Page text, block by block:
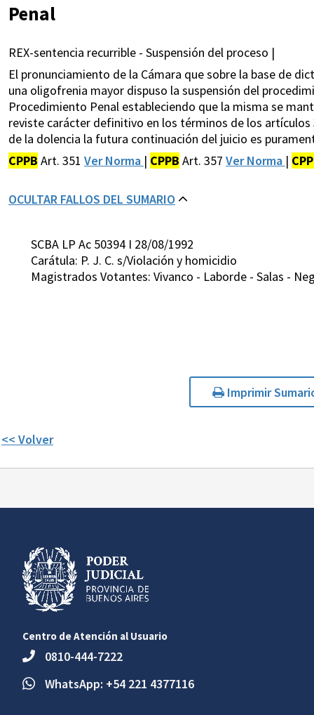
Penal
REX-sentencia recurrible - Suspensión del proceso |
El pronunciamiento de la Cámara que sobre la base de
una oligofrenia mayor dispuso la suspensión del
Procedimiento Penal estableciendo que la misma se
reviste carácter definitivo en los términos de los
de la dolencia la futura continuación del juicio es
CPPB Art. 351 Ver Norma | CPPB Art. 357 Ver Norma |
OCULTAR FALLOS DEL SUMARIO
SCBA LP Ac 50394 I 28/08/1992
Carátula: P. J. C. s/Violación y homicidio
Magistrados Votantes: Vivanco - Laborde - Salas -
Imprimir
<< Volver
Centro de Atención al Usuario
0810-444-7222
WhatsApp: +54 221 4377116